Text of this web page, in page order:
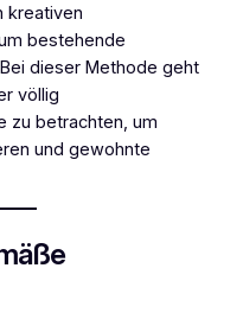
kreativen
bestehende
dieser Methode geht
völlig
zu betrachten, um
und gewohnte